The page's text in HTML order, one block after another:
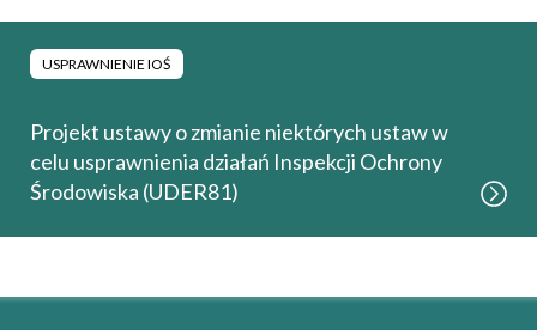
USPRAWNIENIE IOŚ
Projekt ustawy o zmianie niektórych ustaw w
celu usprawnienia działań Inspekcji Ochrony
Środowiska (UDER81)